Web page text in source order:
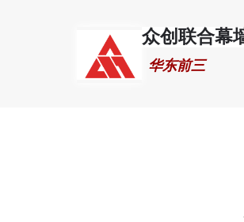
众创联合幕
华东前三